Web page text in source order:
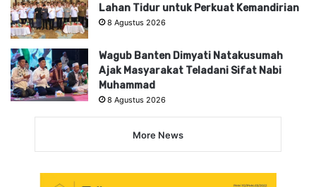
Lahan Tidur untuk Perkuat Kemandirian
8 Agustus 2026
Wagub Banten Dimyati Natakusumah
Ajak Masyarakat Teladani Sifat Nabi
Muhammad
8 Agustus 2026
More News